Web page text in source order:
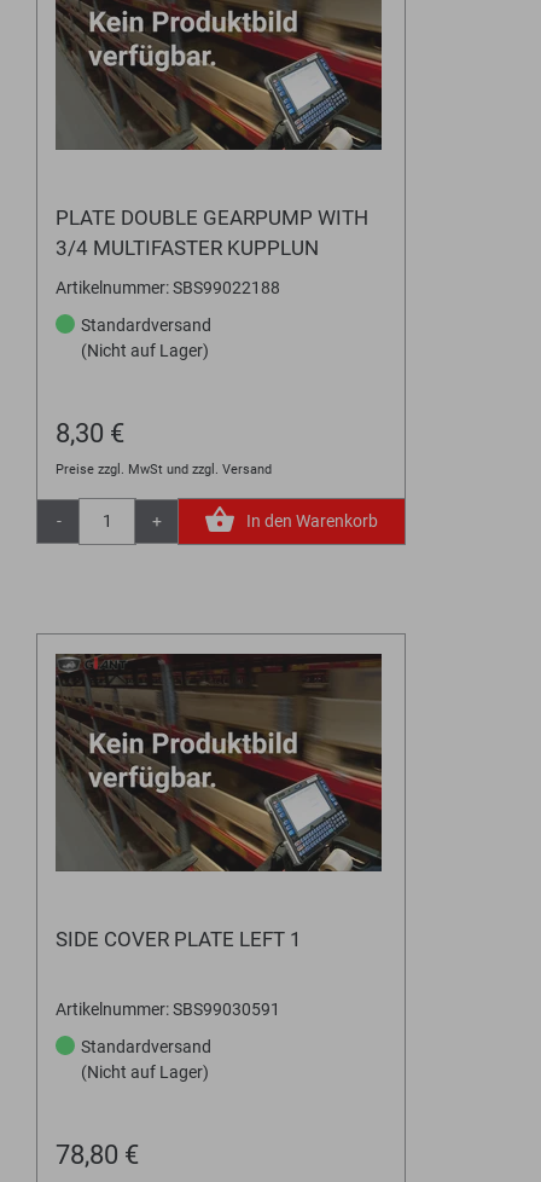
PLATE DOUBLE GEARPUMP WITH
3/4 MULTIFASTER KUPPLUN
Artikelnummer: SBS99022188
Standardversand
(Nicht auf Lager)
8,30 €
Preise zzgl. MwSt und zzgl. Versand
- + In den Warenkorb
SIDE COVER PLATE LEFT 1
Artikelnummer: SBS99030591
Standardversand
(Nicht auf Lager)
78,80 €